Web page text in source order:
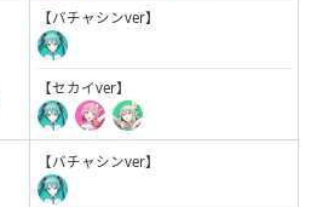
【バチャシンver】
【セカイver】
【バチャシンver】